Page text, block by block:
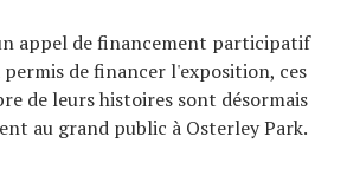
appel de financement participatif
de financer l'exposition, ces
de leurs histoires sont désormais
au grand public à Osterley Park.